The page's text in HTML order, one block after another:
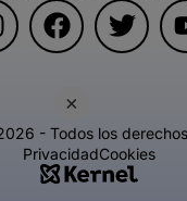
×
- Todos los
PrivacidadCookies